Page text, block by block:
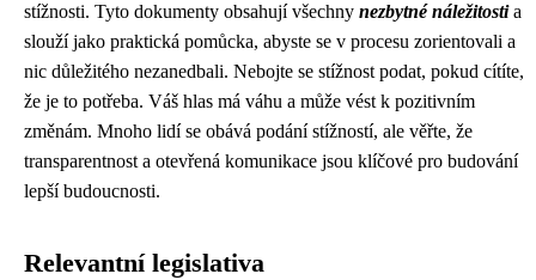
stížnosti. Tyto dokumenty obsahují všechny nezbytné náležitostia
slouží jako praktická pomůcka, abyste se v procesu zorientovali a
nic důležitého nezanedbali. Nebojte se stížnost podat, pokud cítíte,
že je to potřeba. Váš hlas má váhu a může vést k pozitivním
změnám. Mnoho lidí se obává podání stížností, ale věřte, že
transparentnost a otevřená komunikace jsou klíčové pro budování
lepší budoucnosti.
Relevantní legislativa